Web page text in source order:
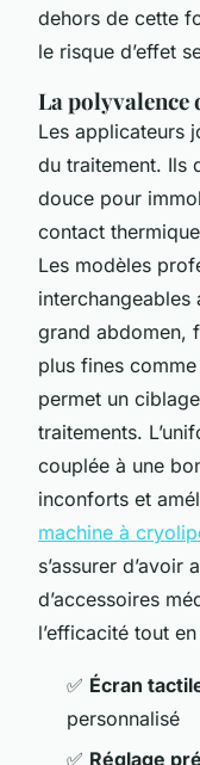
dehors de cette
le risque d’effet
La polyvalence
Les applicateurs
du traitement. Ils
douce pour
contact
Les modèles
grand abdomen,
plus fines
permet un
traitements.
couplée à une
inconforts et
machine à
s’assurer
d’accessoires
l’efficacité tout
✅ Écran
personnalisé
✅ Réglage